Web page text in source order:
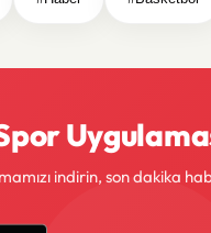
indirin, son dakika